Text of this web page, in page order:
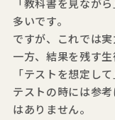
「教科書を見なが
多いです。
ですが、これでは実
一方、結果を残す
「テストを想定し
テストの時には参
はありません。